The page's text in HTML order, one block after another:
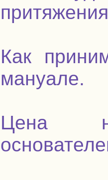
Как
мануале.
Цена